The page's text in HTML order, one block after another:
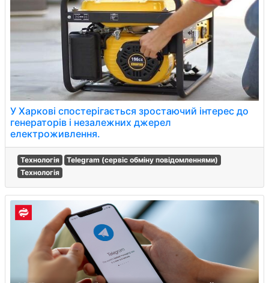
У Харкові спостерігається зростаючий інтерес до
генераторів і незалежних джерел
електроживлення.
Технологія
Telegram (сервіс обміну повідомленнями)
Технологія